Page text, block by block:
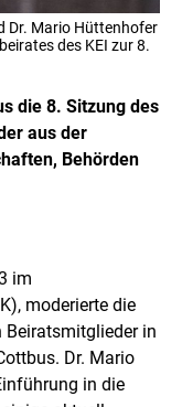
m
a
n
ö
Dr. Mario Hüttenhofer
des KEI zur 8.
die 8. Sitzung des
aus der
Behörden
im
moderierte die
Beiratsmitglieder in
Dr. Mario
in die